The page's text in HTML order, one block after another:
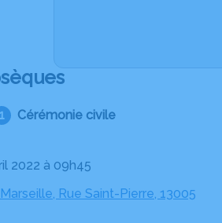
Cérémonie civile
2022 à 09h45
Rue Saint-Pierre, 13005